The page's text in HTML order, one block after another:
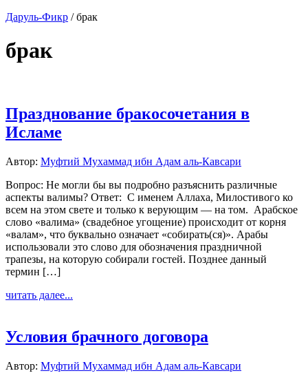
Даруль-Фикр /брак
брак
Празднование бракосочетания в
Исламе
Автор: Муфтий Мухаммад ибн Адам аль-Кавсари
Вопрос: Не могли бы вы подробно разъяснить различные
аспекты валимы? Ответ: С именем Аллаха, Милостивого ко
всем на этом свете и только к верующим — на том. Арабское
слово «валима» (свадебное угощение) происходит от корня
«валам», что буквально означает «собирать(ся)». Арабы
использовали это слово для обозначения праздничной
трапезы, на которую собирали гостей. Позднее данный
термин […]
читать далее...
Условия брачного договора
Автор: Муфтий Мухаммад ибн Адам аль-Кавсари